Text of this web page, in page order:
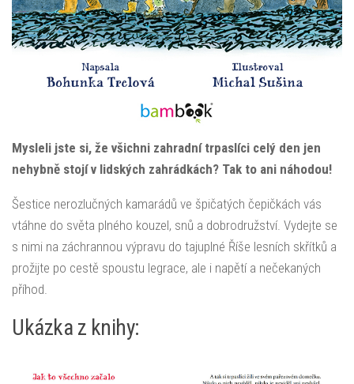
Mysleli jste si, že všichni zahradní trpaslíci celý den jen
nehybně stojí v lidských zahrádkách? Tak to ani náhodou!
Šestice nerozlučných kamarádů ve špičatých čepičkách vás
vtáhne do světa plného kouzel, snů a dobrodružství. Vydejte se
s nimi na záchrannou výpravu do tajuplné Říše lesních skřítků a
prožijte po cestě spoustu legrace, ale i napětí a nečekaných
příhod.
Ukázka z knihy: